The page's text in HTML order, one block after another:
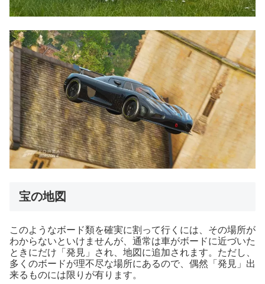
宝の地図
このようなボード類を確実に割って行くには、その場所が
わからないといけませんが、通常は車がボードに近づいた
ときにだけ「発見」され、地図に追加されます。ただし、
多くのボードが理不尽な場所にあるので、偶然「発見」出
来るものには限りが有ります。